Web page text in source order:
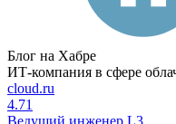
Блог на Хабре
ИТ-компания в сфере
cloud.ru
4.71